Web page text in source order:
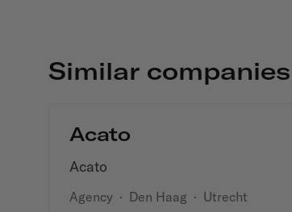
Similar companies
Acato
Acato
Agency · Den Haag · Utrecht